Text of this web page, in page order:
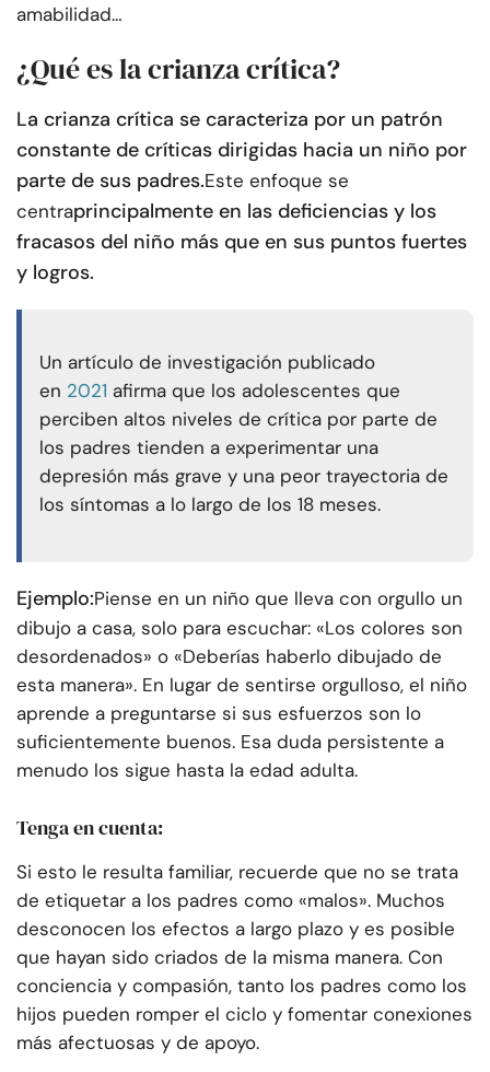
amabilidad…
¿Qué es la crianza crítica?
La crianza crítica se caracteriza por un patrón
constante de críticas dirigidas hacia un niño por
parte de sus padres.Este enfoque se
centraprincipalmente en las deficiencias y los
fracasos del niño más que en sus puntos fuertes
y logros.
Un artículo de investigación publicado
en 2021 afirma que los adolescentes que
perciben altos niveles de crítica por parte de
los padres tienden a experimentar una
depresión más grave y una peor trayectoria de
los síntomas a lo largo de los 18 meses.
Ejemplo:Piense en un niño que lleva con orgullo un
dibujo a casa, solo para escuchar: «Los colores son
desordenados» o «Deberías haberlo dibujado de
esta manera». En lugar de sentirse orgulloso, el niño
aprende a preguntarse si sus esfuerzos son lo
suficientemente buenos. Esa duda persistente a
menudo los sigue hasta la edad adulta.
Tenga en cuenta:
Si esto le resulta familiar, recuerde que no se trata
de etiquetar a los padres como «malos». Muchos
desconocen los efectos a largo plazo y es posible
que hayan sido criados de la misma manera. Con
conciencia y compasión, tanto los padres como los
hijos pueden romper el ciclo y fomentar conexiones
más afectuosas y de apoyo.